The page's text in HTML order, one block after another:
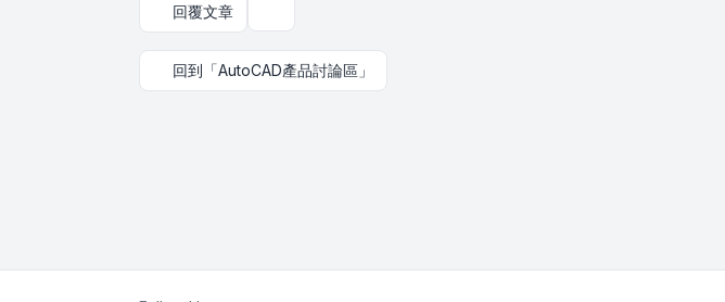
回覆文章
回到「AutoCAD產品討論區」